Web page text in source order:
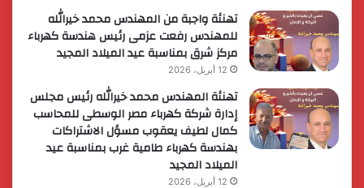
تهنئة واجبة من المهندس محمد خيرالله
للمهندس رفعت عزمى رئيس هندسة كهرباء
مركز شرق بمناسبة عيد الميلاد المجيد
12 أبريل، 2026
تهنئة المهندس محمد خيرالله رئيس مجلس
إدارة شركة كهرباء مصر الوسطى للمحاسب
كمال لطيف يعقوب مسؤل الاشتراكات
بهندسة كهرباء طامية غرب بمناسبة عيد
الميلاد المجيد
12 أبريل، 2026